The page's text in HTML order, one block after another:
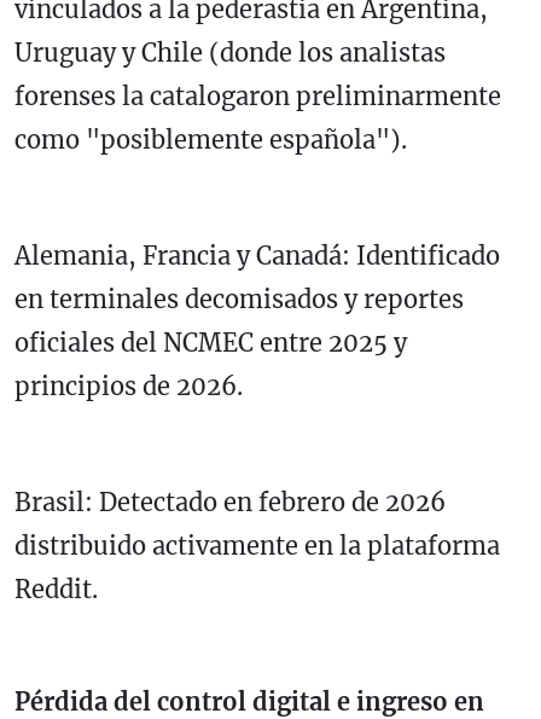
vinculados a la pederastia en Argentina,
Uruguay y Chile (donde los analistas
forenses la catalogaron preliminarmente
como "posiblemente española").
Alemania, Francia y Canadá: Identificado
en terminales decomisados y reportes
oficiales del NCMEC entre 2025 y
principios de 2026.
Brasil: Detectado en febrero de 2026
distribuido activamente en la plataforma
Reddit.
Pérdida del control digital e ingreso en